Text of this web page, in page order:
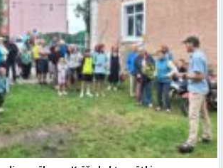
diena sākas ar Krāču kakta svētkiem